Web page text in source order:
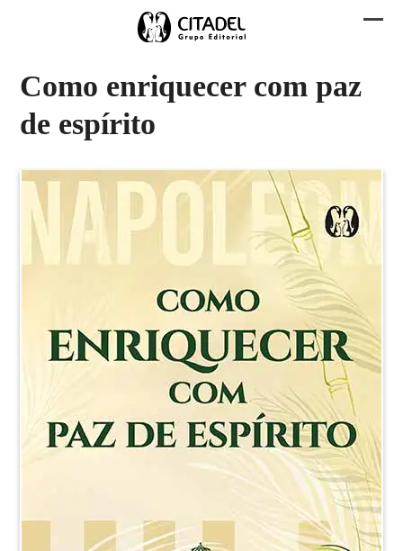
Como enriquecer com paz
de espírito